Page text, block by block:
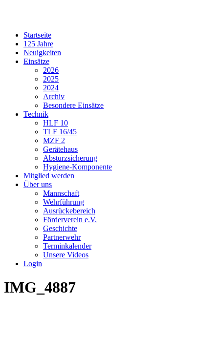
Startseite
125 Jahre
Neuigkeiten
Einsätze
2026
2025
2024
Archiv
Besondere Einsätze
Technik
HLF 10
TLF 16/45
MZF 2
Gerätehaus
Absturzsicherung
Hygiene-Komponente
Mitglied werden
Über uns
Mannschaft
Wehrführung
Ausrückebereich
Förderverein e.V.
Geschichte
Partnerwehr
Terminkalender
Unsere Videos
Login
IMG_4887